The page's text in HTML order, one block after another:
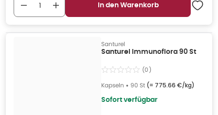
In den Warenkorb
Santurel
Santurel Immunoflora 90 St
(0)
Kapseln • 90 St (= 775.66 €/kg)
Sofort verfügbar